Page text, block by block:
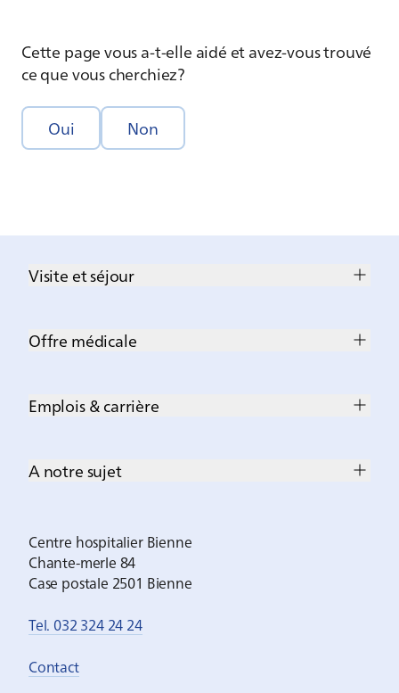
Cette page vous a-t-elle aidé et avez-vous trouvé
ce que vous cherchiez?
Oui Non
Visite et séjour
Offre médicale
Emplois & carrière
A notre sujet
Centre hospitalier Bienne
Chante-merle 84
Case postale 2501 Bienne
Tel. 032 324 24 24
Contact